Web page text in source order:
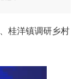
桂洋镇调研乡村